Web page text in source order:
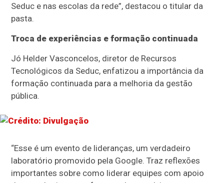
Seduc e nas escolas da rede”, destacou o titular da
pasta.
Troca de experiências e formação continuada
Jó Helder Vasconcelos, diretor de Recursos
Tecnológicos da Seduc, enfatizou a importância da
formação continuada para a melhoria da gestão
pública.
“Esse é um evento de lideranças, um verdadeiro
laboratório promovido pela Google. Traz reflexões
importantes sobre como liderar equipes com apoio